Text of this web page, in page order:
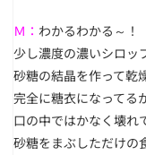
Ｍ： わかるわかる～！
少し濃度の濃いシロッ
砂糖の結晶を作って乾
完全に糖衣になってる
口の中ではかなく壊れ
砂糖をまぶしただけの